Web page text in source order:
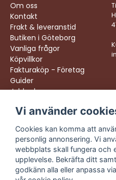
Om oss
Kontakt
Frakt & leveranstid
Butiken i Göteborg
Vanliga frågor
Köpvillkor
Fakturaköp - Företag
Guider
Jobba hos oss
Följ oss:
Instagram
Facebook
TikTok
YouTube
Vi använder
Cookies kan komma att
personlig annonsering. Vi
webbplats skall fungera och
upplevelse. Bekräfta ditt
godkänn alla eller anpassa